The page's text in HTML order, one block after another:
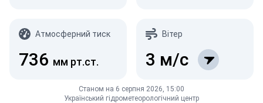
Атмосферний тиск
736 мм рт.ст.
Вітер
3 м/с
Станом на 6 серпня 2026, 15:00
Український гідрометеорологічний центр